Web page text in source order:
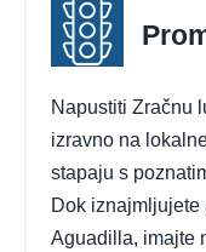
Napustiti Zračnu
izravno na
stapaju s
Dok
Aguadilla, imajte